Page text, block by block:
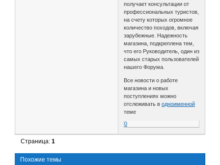
получает консультации от
профессиональных туристов,
на счету которых огромное
количество походов, включая
зарубежные. Надежность
магазина, подкреплена тем,
что его Руководитель, один из
самых старых пользователей
нашего Форума.
Все новости о работе
магазина и новых
поступлениях можно
отслеживать водноименной
теме
0
Страница:1
Похожие темы